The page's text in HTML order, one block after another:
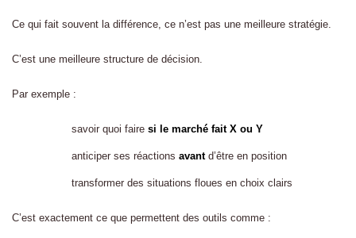
Ce qui fait souvent la différence, ce n’est pas une meilleure stratégie.
C’est une meilleure structure de décision.
Par exemple :
savoir quoi faire si le marché fait X ou Y
anticiper ses réactions avantd’être en position
transformer des situations floues en choix clairs
C’est exactement ce que permettent des outils comme :